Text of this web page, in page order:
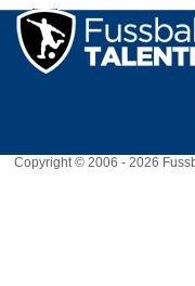
Copyright © 2006 - 2026